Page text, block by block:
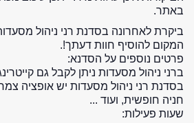
באתר.
ביקרת לאחרונה בסדנת רני ניהול
המקום להוסיף חוות דעתך!.
פרטים נוספים על הסדנא:
ברני ניהול מסעדות ניתן לקבל גם
בסדנת רני ניהול מסעדות יש אופציה
חניה חופשית, ועוד ...
שעות פעילות: